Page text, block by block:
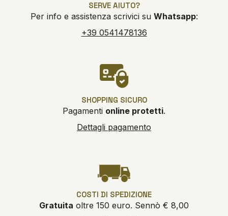
SERVE AIUTO?
Per info e assistenza scrivici su Whatsapp:
+39 0541478136
SHOPPING SICURO
Pagamenti online protetti.
Dettagli pagamento
COSTI DI SPEDIZIONE
Gratuita oltre 150 euro. Sennò € 8,00